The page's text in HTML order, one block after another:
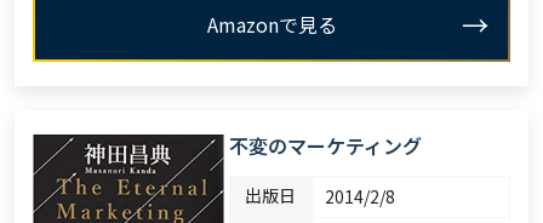
Amazonで見る
不変のマーケティング
出版日
2014/2/8